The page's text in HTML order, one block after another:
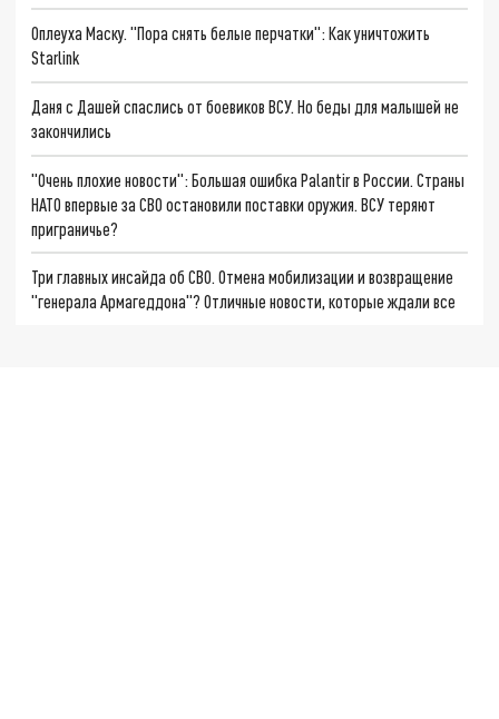
Оплеуха Маску. "Пора снять белые перчатки": Как уничтожить
Starlink
Даня с Дашей спаслись от боевиков ВСУ. Но беды для малышей не
закончились
"Очень плохие новости": Большая ошибка Palantir в России. Страны
НАТО впервые за СВО остановили поставки оружия. ВСУ теряют
приграничье?
Три главных инсайда об СВО. Отмена мобилизации и возвращение
"генерала Армагеддона"? Отличные новости, которые ждали все